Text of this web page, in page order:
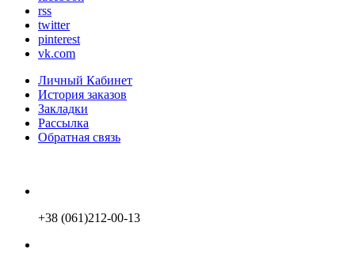
rss
twitter
pinterest
vk.com
Личный Кабинет
История заказов
Закладки
Рассылка
Обратная связь
+38 (061)212-00-13